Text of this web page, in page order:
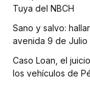
Tuya del NBCH
Sano y salvo:
avenida 9 de Julio
Caso Loan, el
los vehículos de